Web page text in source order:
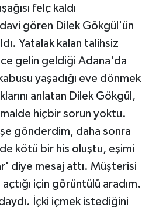
felç kaldı
gören Dilek Gökgül'ün
Yatalak kalan talihsiz
gelin geldiği Adana'da
yaşadığı eve dönmek
anlatan Dilek Gökgül,
hiçbir sorun yoktu.
gönderdim, daha sonra
kötü bir his oluştu, eşimi
diye mesaj attı. Müşterisi
için görüntülü aradım.
İçki içmek istediğini